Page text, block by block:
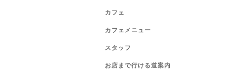
カフェ
カフェメニュー
スタッフ
お店まで行ける道案内